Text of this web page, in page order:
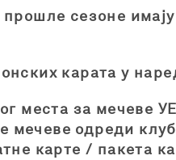
сезоне
карата у
места за мечеве
мечеве одреди клуб
карте / пакета